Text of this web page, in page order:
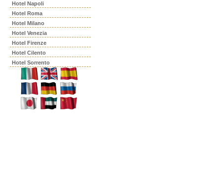
Hotel Napoli
Hotel Roma
Hotel Milano
Hotel Venezia
Hotel Firenze
Hotel Cilento
Hotel Sorrento